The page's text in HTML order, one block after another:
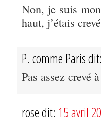
Non, je suis
haut, j’étais
P. comme Paris dit:
Pas assez crevé
rose dit: 15 avril